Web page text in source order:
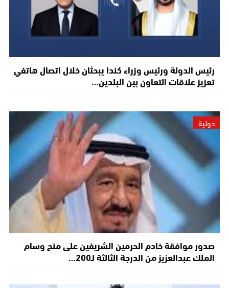
رئيس الدولة ورئيس وزراء كندا يبحثان خلال اتصال هاتفي
تعزيز علاقات التعاون بين البلدين…
دولية
صدور موافقة خادم الحرمين الشريفين على منح وسام
الملك عبدالعزيز من الدرجة الثالثة لـ200…